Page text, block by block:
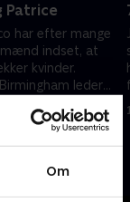
Om
Patrice
har efter mange
indset, at
kvinder.
leder
• 46 min